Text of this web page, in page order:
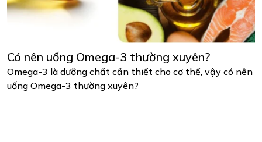
Có nên uống Omega-3 thường xuyên?
Omega-3 là dưỡng chất cần thiết cho cơ thể, vậy có nên
uống Omega-3 thường xuyên?